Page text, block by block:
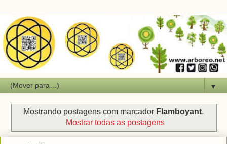
▼
Mostrando postagens com marcador Flamboyant.
Mostrar todas as postagens